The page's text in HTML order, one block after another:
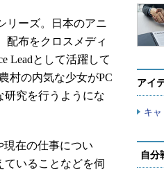
リーズ。日本のアニ
配布をクロスメディ
Leadとして活躍して
村の内気な少女がPC
研究を行うようにな
在の仕事につい
いることなどを伺
アイ
キ
自分